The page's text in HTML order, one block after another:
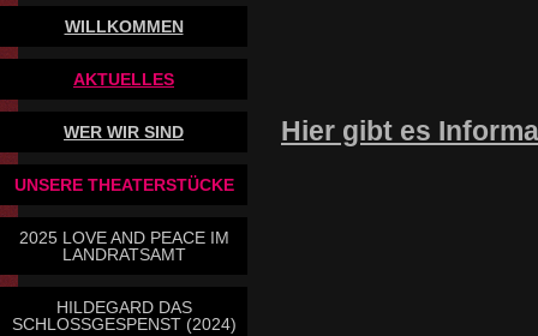
WILLKOMMEN
AKTUELLES
WER WIR SIND
UNSERE THEATERSTÜCKE
2025 LOVE AND PEACE IM
LANDRATSAMT
HILDEGARD DAS
SCHLOSSGESPENST (2024)
Hier gibt es